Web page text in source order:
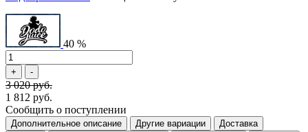
40 %
3 020 руб.
1 812 руб.
Сообщить о поступлении
Дополнительное описание Другие вариации
Доставка